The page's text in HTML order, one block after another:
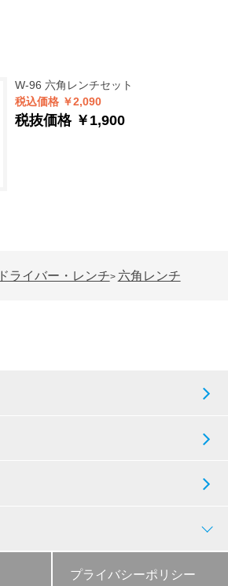
W-96 六角レンチセット
税込価格 ￥2,090
税抜価格 ￥1,900
ドライバー・レンチ> 六角レンチ
プライバシーポリシー